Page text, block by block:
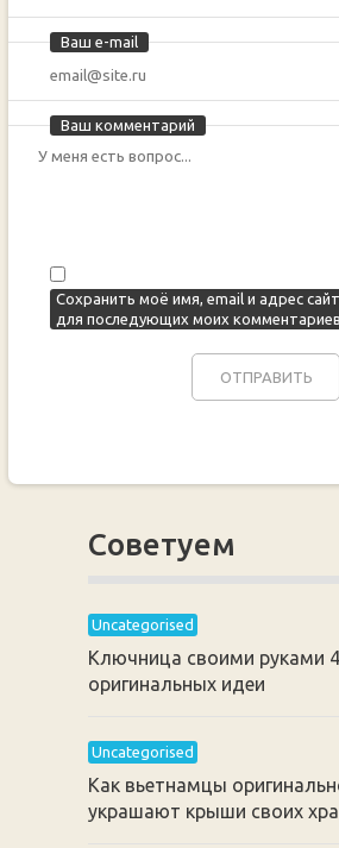
Ваш e-mail
Ваш комментарий
Сохранить моё имя, email и адрес
для последующих моих
Советуем
Uncategorised
Ключница своими руками 4
оригинальных идеи
Uncategorised
Как вьетнамцы
украшают крыши своих